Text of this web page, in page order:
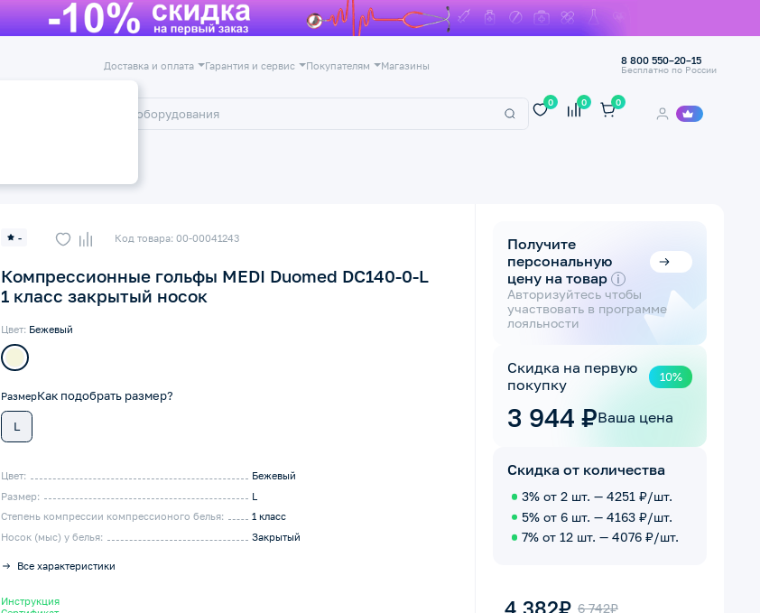
Доставка и оплата Гарантия и сервис Покупателям Магазины 8 800 550–20–15
Бесплатно по России
0 0 0
- Код товара: 00-00041243
Компрессионные гольфы MEDI Duomed DC140-0-L
1 класс закрытый носок
Цвет: Бежевый
РазмерКак подобрать размер?
L
Цвет:
Бежевый
Размер:
L
Степень компрессии компрессионого белья:
1 класс
Носок (мыс) у белья:
Закрытый
Все характеристики
Инструкция
Получите
персональную
цену на товар i
Авторизуйтесь чтобы
участвовать в программе
лояльности
Скидка на первую
покупку
10%
3 944 ₽Ваша цена
Скидка от количества
3% от 2 шт. — 4251 ₽/шт.
5% от 6 шт. — 4163 ₽/шт.
7% от 12 шт. — 4076 ₽/шт.
4 382₽ 6 742₽